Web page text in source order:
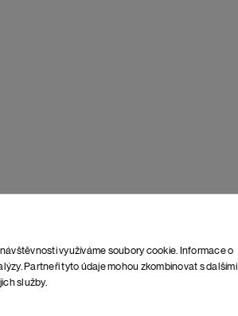
využíváme soubory cookie. Informace o
Partneři tyto údaje mohou zkombinovat s dalšími
služby.